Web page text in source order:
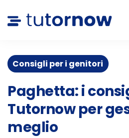
Consigli per i genitori
Paghetta: i
Tutornow per
meglio